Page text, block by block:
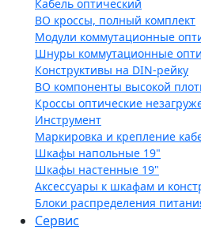
Кабель оптический
ВО кроссы, полный комплект
Модули коммутационные
Шнуры коммутационные
Конструктивы на DIN-рейку
ВО компоненты высокой
Кроссы оптические
Инструмент
Маркировка и крепление
Шкафы напольные 19"
Шкафы настенные 19"
Аксессуары к шкафам и
Блоки распределения
Сервис